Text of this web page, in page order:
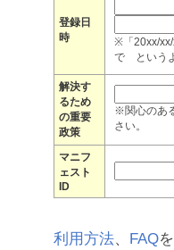
登録日
時
※「20xx/
で という
解決す
るため
の重要
政策
※関心のあ
さい。
マニフ
ェスト
ID
利用方法、 FAQ